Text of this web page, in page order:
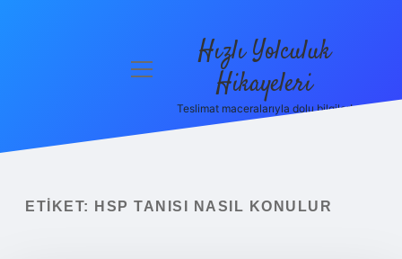
menüyü
Hızlı Yolculuk
Hikayeleri
Teslimat maceralarıyla dolu bilgiler!
ETIKET: HSP TANISI NASIL KONULUR